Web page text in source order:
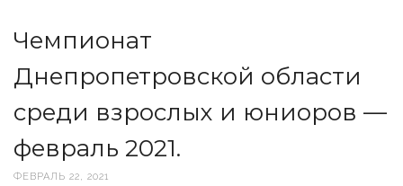
Чемпионат
Днепропетровской области
среди взрослых и юниоров —
февраль 2021.
ФЕВРАЛЬ 22, 2021